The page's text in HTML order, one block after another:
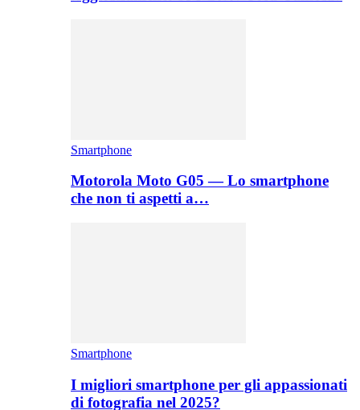
Smartphone
Motorola Moto G05 — Lo smartphone
che non ti aspetti a…
Smartphone
I migliori smartphone per gli appassionati
di fotografia nel 2025?